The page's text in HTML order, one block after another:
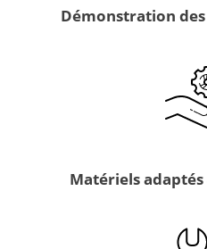
Démonstration
Matériels